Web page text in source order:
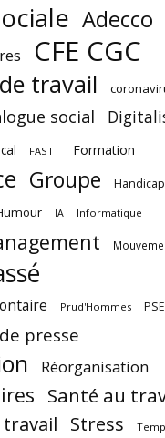
Adecco
CFE CGC
travail
social
FASTT Formation
Groupe Handicap
IA Informatique
Prud'Hommes PSE
presse
Réorganisation
Santé au
Stress